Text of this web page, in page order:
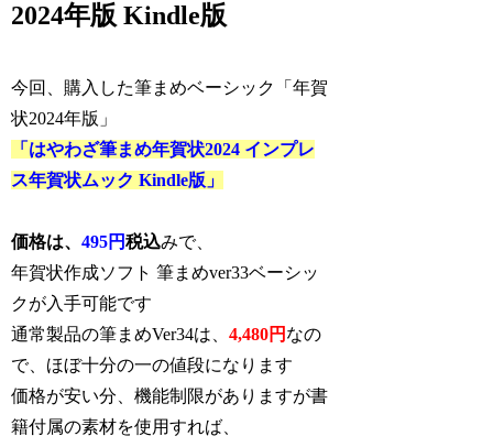
2024年版 Kindle版
今回、購入した筆まめベーシック「年賀
状2024年版」
「はやわざ筆まめ年賀状2024 インプレ
ス年賀状ムック Kindle版」
価格は、495円税込みで、
年賀状作成ソフト 筆まめver33ベーシッ
クが入手可能です
通常製品の筆まめVer34は、4,480円 なの
で、ほぼ十分の一の値段になります
価格が安い分、機能制限がありますが書
籍付属の素材を使用すれば、